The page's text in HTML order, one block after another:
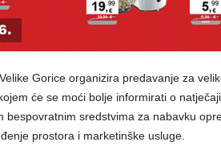
Gorice organizira predavanje za
će se moći bolje informirati o
bespovratnim sredstvima za nabavku
prostora i marketinške usluge.